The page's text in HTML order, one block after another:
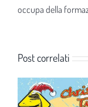
occupa della
Post correlati